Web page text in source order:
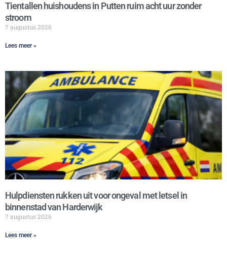
Tientallen huishoudens in Putten ruim acht uur zonder
stroom
7 augustus 2026
Lees meer »
Hulpdiensten rukken uit voor ongeval met letsel in
binnenstad van Harderwijk
7 augustus 2026
Lees meer »